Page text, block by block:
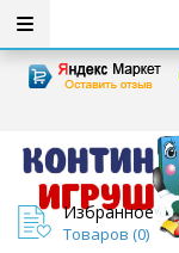
Избранное
Товаров (0)